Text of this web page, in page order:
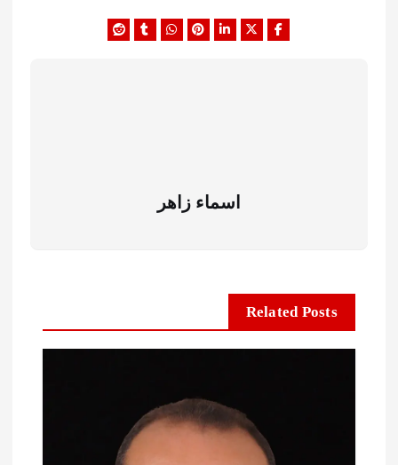
اسماء زاهر
Related Posts